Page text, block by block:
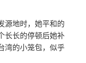
源地时，她平和的
长长的停顿后她补
湾的小笼包，似乎